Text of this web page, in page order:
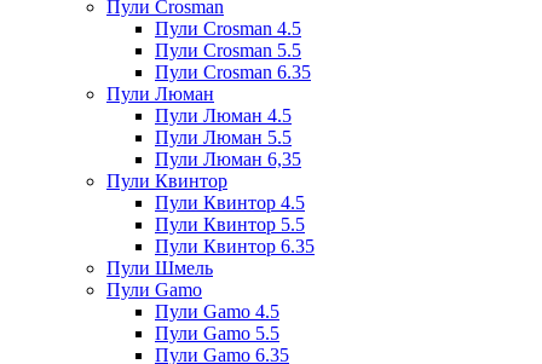
Пули Crosman
Пули Crosman 4.5
Пули Crosman 5.5
Пули Crosman 6.35
Пули Люман
Пули Люман 4.5
Пули Люман 5.5
Пули Люман 6,35
Пули Квинтор
Пули Квинтор 4.5
Пули Квинтор 5.5
Пули Квинтор 6.35
Пули Шмель
Пули Gamo
Пули Gamo 4.5
Пули Gamo 5.5
Пули Gamo 6.35